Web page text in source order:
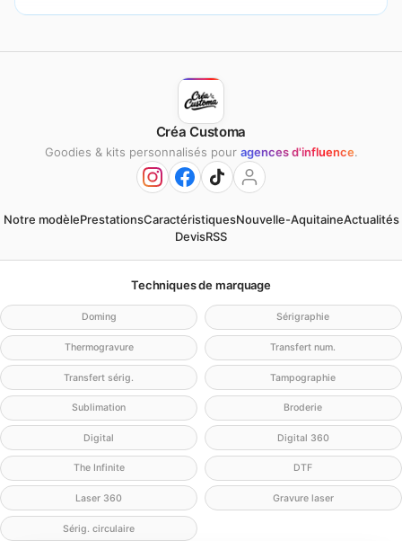
Créa Customa
Goodies & kits personnalisés pour agences d'influence.
Notre modèlePrestationsCaractéristiquesNouvelle-AquitaineActualités
DevisRSS
Techniques de marquage
Doming Sérigraphie
Thermogravure Transfert num.
Transfert sérig. Tampographie
Sublimation Broderie
Digital Digital 360
The Infinite DTF
Laser 360 Gravure laser
Sérig. circulaire